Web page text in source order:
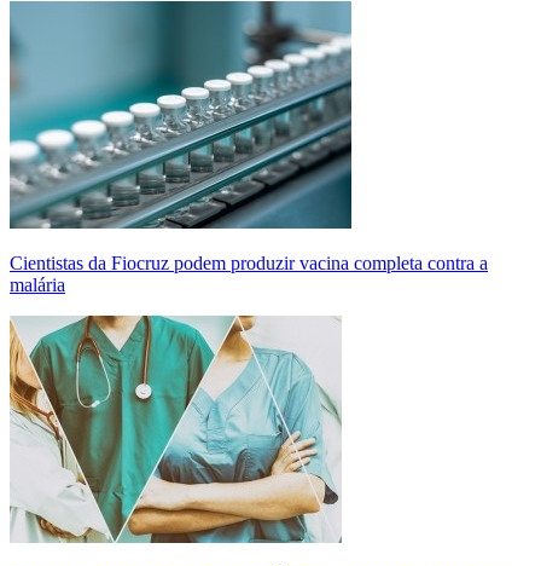
Cientistas da Fiocruz podem produzir vacina completa contra a
malária